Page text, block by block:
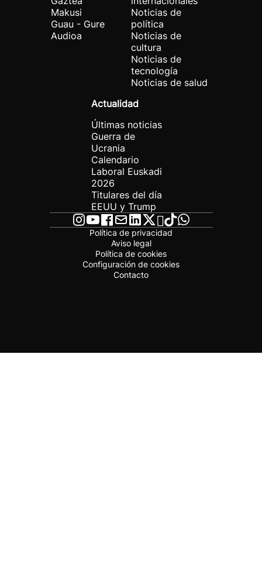
Makusi
Guau - Gure
Audioa
Noticias de
política
Noticias de
cultura
Noticias de
tecnología
Noticias de salud
Actualidad
Últimas noticias
Guerra de
Ucrania
Calendario
Laboral Euskadi
2026
Titulares del día
EEUU y Trump
Política de privacidad
Aviso legal
Política de cookies
Configuración de cookies
Contacto